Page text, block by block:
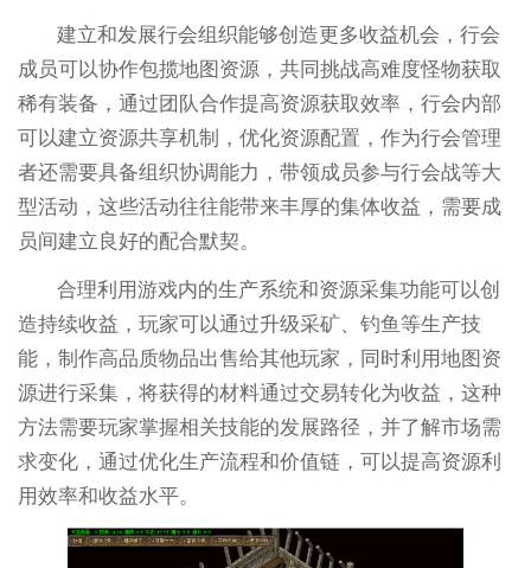
建立和发展行会组织能够创造更多收益机会，行会
成员可以协作包揽地图资源，共同挑战高难度怪物获取
稀有装备，通过团队合作提高资源获取效率，行会内部
可以建立资源共享机制，优化资源配置，作为行会管理
者还需要具备组织协调能力，带领成员参与行会战等大
型活动，这些活动往往能带来丰厚的集体收益，需要成
员间建立良好的配合默契。
合理利用游戏内的生产系统和资源采集功能可以创
造持续收益，玩家可以通过升级采矿、钓鱼等生产技
能，制作高品质物品出售给其他玩家，同时利用地图资
源进行采集，将获得的材料通过交易转化为收益，这种
方法需要玩家掌握相关技能的发展路径，并了解市场需
求变化，通过优化生产流程和价值链，可以提高资源利
用效率和收益水平。